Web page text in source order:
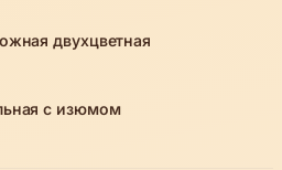
двухцветная
с изюмом